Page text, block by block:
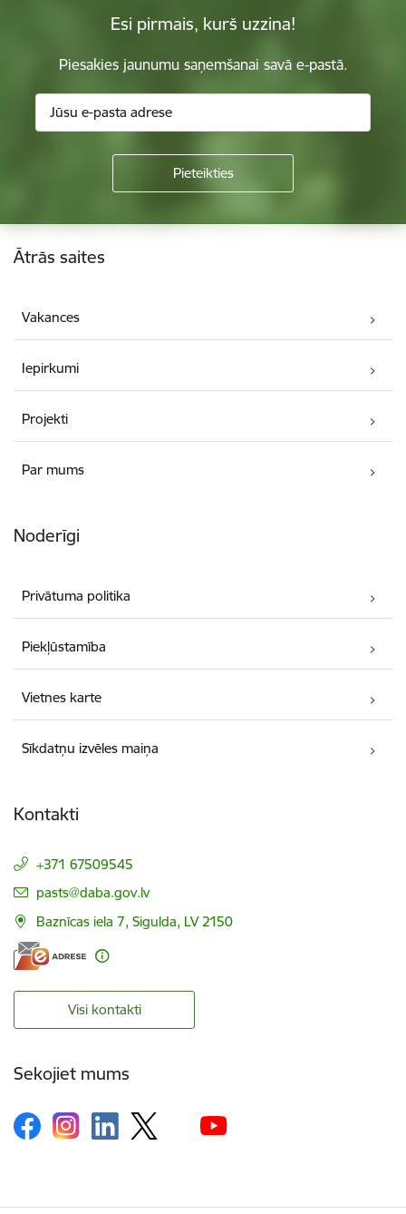
Esi pirmais, kurš uzzina!
Piesakies jaunumu saņemšanai savā e-pastā.
Kājene
Ātrās saites
Vakances
Iepirkumi
Projekti
Par mums
Noderīgi
Privātuma politika
Piekļūstamība
Vietnes karte
Sīkdatņu izvēles maiņa
Kontakti
+371 67509545
E-pasts:
pasts@daba.gov.lv
Baznīcas iela 7, Sigulda, LV 2150
Visi kontakti
Sekojiet mums